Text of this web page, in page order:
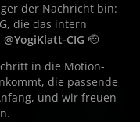
der Nachricht bin:
die das intern
@YogiKlatt-CIG 🫡
in die Motion-
die passende
und wir freuen